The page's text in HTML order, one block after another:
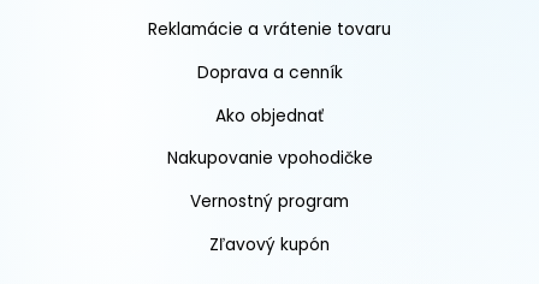
Reklamácie a vrátenie tovaru
Doprava a cenník
Ako objednať
Nakupovanie vpohodičke
Vernostný program
Zľavový kupón